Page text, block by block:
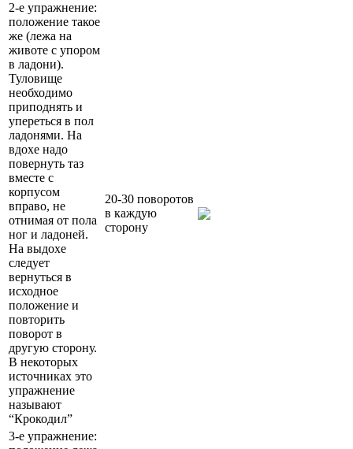
2-е упражнение:
положение такое
же (лежа на
животе с упором
в ладони).
Туловище
необходимо
приподнять и
упереться в пол
ладонями. На
вдохе надо
повернуть таз
вместе с
корпусом
вправо, не
отнимая от пола
ног и ладоней.
На выдохе
следует
вернуться в
исходное
положение и
повторить
поворот в
другую сторону.
В некоторых
источниках это
упражнение
называют
“Крокодил”
20-30 поворотов
в каждую
сторону
3-е упражнение: